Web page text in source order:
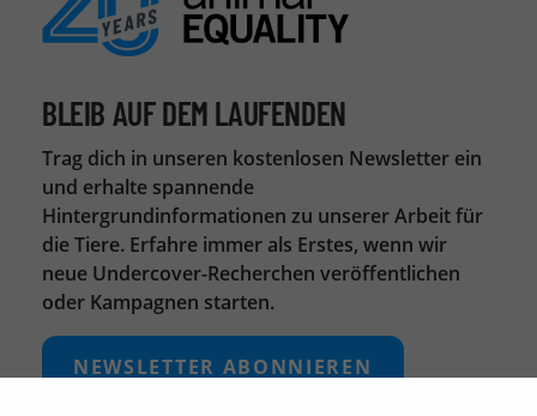
BLEIB AUF DEM LAUFENDEN
Trag dich in unseren kostenlosen Newsletter ein
und erhalte spannende
Hintergrundinformationen zu unserer Arbeit für
die Tiere. Erfahre immer als Erstes, wenn wir
neue Undercover-Recherchen veröffentlichen
oder Kampagnen starten.
NEWSLETTER ABONNIEREN